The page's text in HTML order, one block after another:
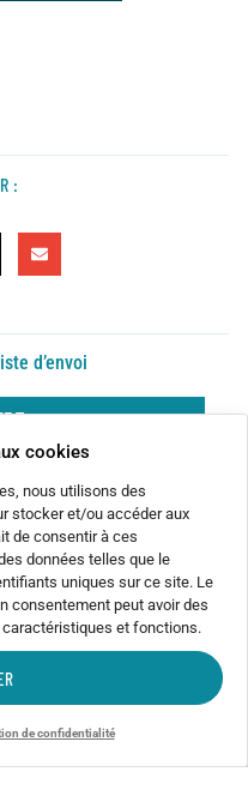
cookies
nous utilisons des
stocker et/ou accéder aux
de consentir à ces
données telles que le
uniques sur ce site. Le
consentement peut avoir des
et fonctions.
de confidentialité
:
d’envoi
Nord